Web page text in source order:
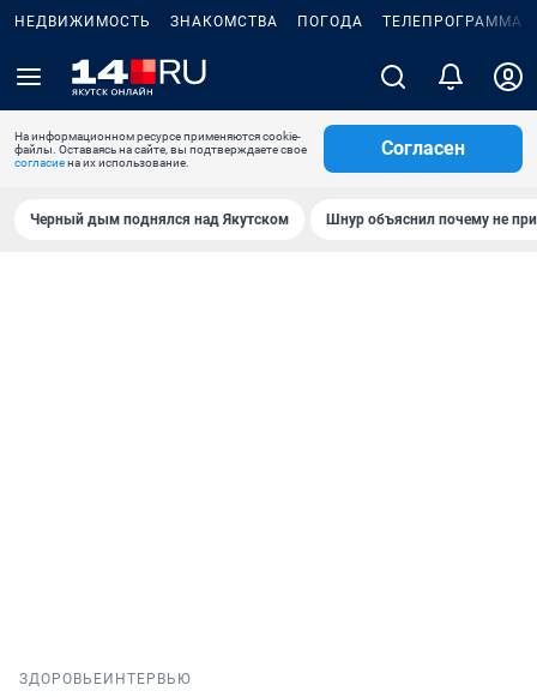
НЕДВИЖИМОСТЬ ЗНАКОМСТВА ПОГОДА ТЕЛЕПРОГРАММА
На информационном ресурсе применяются cookie-
файлы. Оставаясь на сайте, вы подтверждаете свое
согласиена их использование.
Согласен
Черный дым поднялся над Якутском Шнур объяснил почему не
ЗДОРОВЬЕ ИНТЕРВЬЮ